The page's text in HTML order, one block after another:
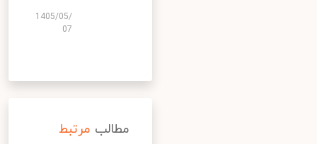
1405/05/
07
مطالب مرتبط